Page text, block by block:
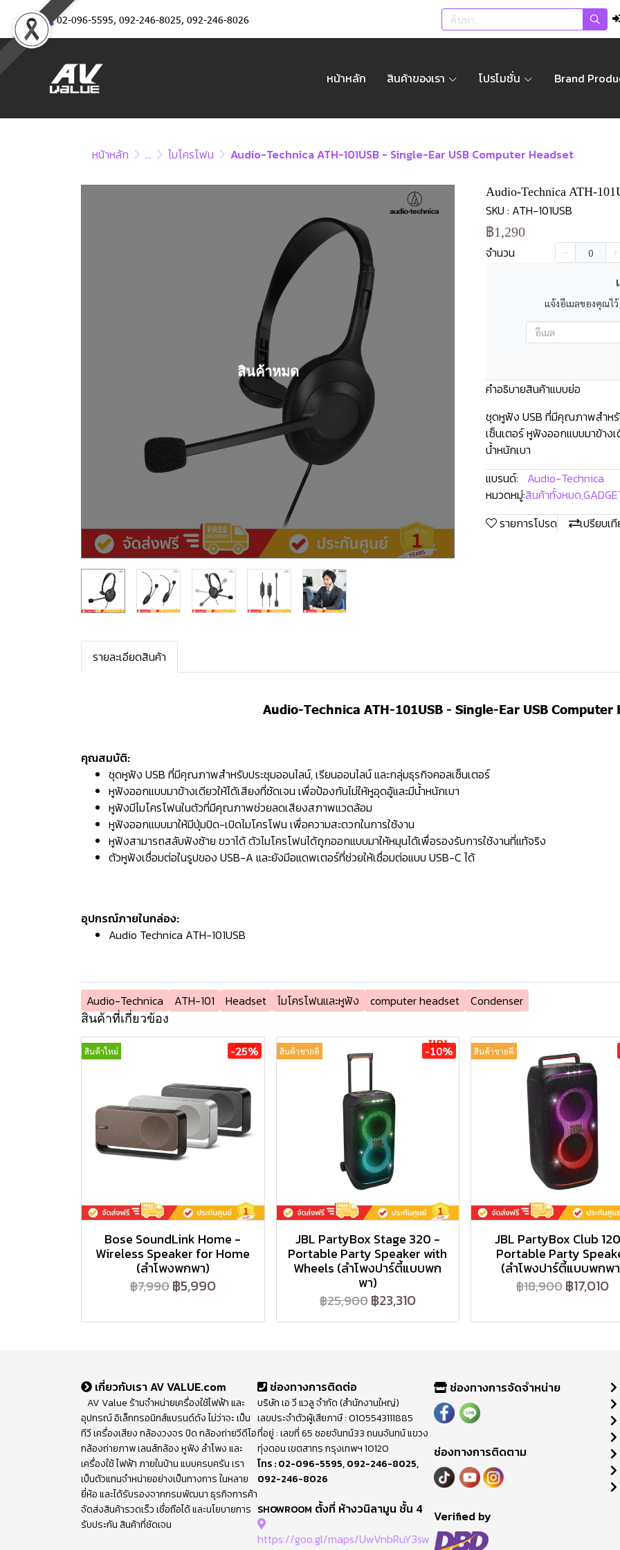
02-096-5595, 092-246-8025, 092-246-8026
หน้าหลัก สินค้าของเรา โปรโมชั่น Brand
หน้าหลัก ... ไมโครโฟน Audio-Technica ATH-101USB - Single-Ear USB Computer Headset
สินค้าหมด
Audio-Technica ATH-
SKU : ATH-101USB
฿1,290
จำนวน
แจ้งอีเมลของคุณไ
คำอธิบายสินค้าแบบย่อ
ชุดหูฟัง USB ที่มีคุณภาพสำหรั
เซ็นเตอร์ หูฟังออกแบบมาข้าง
น้ำหนักเบา
แบรนด์:
Audio-Technica
หมวดหมู่:สินค้าทั้งหมด,
รายการโปรด
เปรียบเ
รายละเอียดสินค้า
Audio-Technica ATH-101USB - Single-Ear USB Computer
คุณสมบัติ:
ชุดหูฟัง USB ที่มีคุณภาพสำหรับประชุมออนไลน์, เรียนออนไลน์ และกลุ่มธุรกิจคอลเซ็นเตอร์
หูฟังออกแบบมาข้างเดียวให้ได้เสียงที่ชัดเจน เพื่อป้องกันไม่ให้หูอุดอู้และมีน้ำหนักเบา
หูฟังมีไมโครโฟนในตัวที่มีคุณภาพช่วยลดเสียงสภาพแวดล้อม
หูฟังออกแบบมาให้มีปุ่มปิด-เปิดไมโครโฟน เพื่อความสะดวกในการใช้งาน
หูฟังสามารถสลับฟังซ้าย ขวาได้ ตัวไมโครโฟนได้ถูกออกแบบมาให้หมุนได้เพื่อรองรับการใช้งานที่แท้จริง
ตัวหูฟังเชื่อมต่อในรูปของ USB-A และยังมีอแดพเตอร์ที่ช่วยให้เชื่อมต่อแบบ USB-C ได้
อุปกรณ์ภายในกล่อง:
Audio Technica ATH-101USB
Audio-Technica ATH-101 Headset ไมโครโฟนและหูฟัง computer headset Condenser
สินค้าที่เกี่ยวข้อง
สินค้าใหม่ -25%
Bose SoundLink Home -
Wireless Speaker for Home
(ลำโพงพกพา)
฿7,990฿5,990
สินค้าขายดี -10%
JBL PartyBox Stage 320 -
Portable Party Speaker with
Wheels (ลำโพงปาร์ตี้แบบพก
พา)
฿25,900฿23,310
สินค้าขายดี
JBL PartyBox Club
Portable Party
(ลำโพงปาร์ตี้แบบพกพ
฿18,900฿17,010
เกี่ยวกับเรา AV VALUE.com
AV Value ร้านจำหน่ายเครื่องใช้ไฟฟ้า และ
อุปกรณ์ อิเล็กทรอนิกส์แบรนด์ดัง ไม่ว่าจะ เป็น
ทีวี เครื่องเสียง กล้องวงจร ปิด กล้องถ่ายวีดีโอ
กล้องถ่ายภาพ เลนส์กล้อง หูฟัง ลำโพง และ
เครื่องใช้ ไฟฟ้า ภายในบ้าน แบบครบครัน เรา
เป็นตัวแทนจำหน่ายอย่างเป็นทางการ ในหลาย
ยี่ห้อ และได้รับรองจากกรมพัฒนา ธุรกิจการค้า
จัดส่งสินค้ารวดเร็ว เชื่อถือได้ และนโยบายการ
รับประกัน สินค้าที่ชัดเจน
ช่องทางการติดต่อ
บริษัท เอ วี แวลู จำกัด (สำนักงานใหญ่)
เลขประจำตัวผู้เสียภาษี : 0105543111885
ที่อยู่ : เลขที่ 65 ซอยจันทน์33 ถนนจันทน์ แขวง
ทุ่งดอน เขตสาทร กรุงเทพฯ 10120
โทร :02-096-5595,092-246-8025,
092-246-8026
SHOWROOM ตั้งที่ ห้างวนิลามูน ชั้น 4
https://goo.gl/maps/UwVnbRuY3sw
ช่องทางการจัดจำหน่าย
ช่องทางการติดตาม
Verified by